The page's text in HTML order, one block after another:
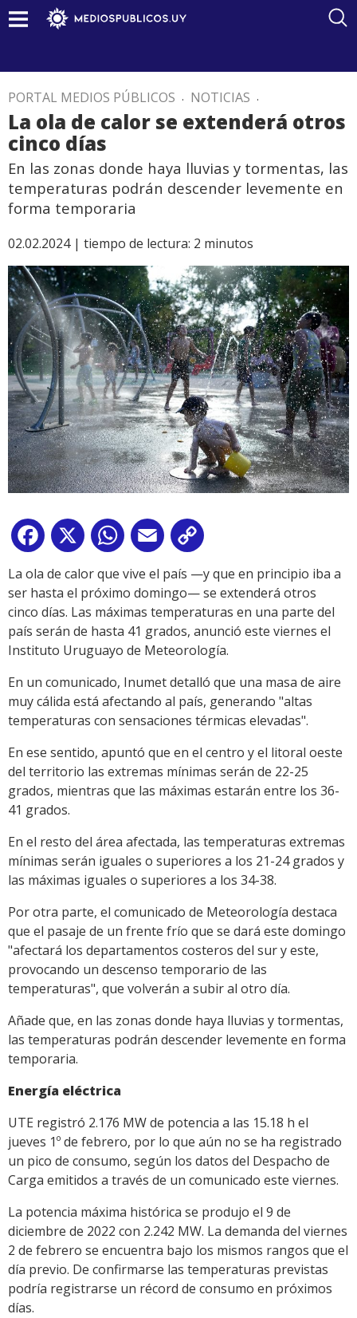
PORTAL MEDIOS PÚBLICOS . NOTICIAS .
La ola de calor se extenderá otros
cinco días
En las zonas donde haya lluvias y tormentas, las
temperaturas podrán descender levemente en
forma temporaria
02.02.2024 | tiempo de lectura: 2 minutos
Facebook
X WhatsApp
Email
Link
La ola de calor que vive el país —y que en principio iba a
ser hasta el próximo domingo— se extenderá otros
cinco días. Las máximas temperaturas en una parte del
país serán de hasta 41 grados, anunció este viernes el
Instituto Uruguayo de Meteorología.
En un comunicado, Inumet detalló que una masa de aire
muy cálida está afectando al país, generando "altas
temperaturas con sensaciones térmicas elevadas".
En ese sentido, apuntó que en el centro y el litoral oeste
del territorio las extremas mínimas serán de 22-25
grados, mientras que las máximas estarán entre los 36-
41 grados.
En el resto del área afectada, las temperaturas extremas
mínimas serán iguales o superiores a los 21-24 grados y
las máximas iguales o superiores a los 34-38.
Por otra parte, el comunicado de Meteorología destaca
que el pasaje de un frente frío que se dará este domingo
"afectará los departamentos costeros del sur y este,
provocando un descenso temporario de las
temperaturas", que volverán a subir al otro día.
Añade que, en las zonas donde haya lluvias y tormentas,
las temperaturas podrán descender levemente en forma
temporaria.
Energía eléctrica
UTE registró 2.176 MW de potencia a las 15.18 h el
jueves 1º de febrero, por lo que aún no se ha registrado
un pico de consumo, según los datos del Despacho de
Carga emitidos a través de un comunicado este viernes.
La potencia máxima histórica se produjo el 9 de
diciembre de 2022 con 2.242 MW. La demanda del viernes
2 de febrero se encuentra bajo los mismos rangos que el
día previo. De confirmarse las temperaturas previstas
podría registrarse un récord de consumo en próximos
días.